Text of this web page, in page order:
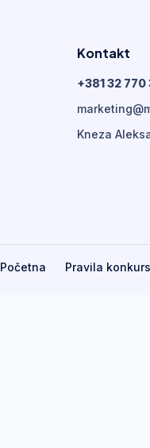
Kontakt
+381 32 770
Kneza
Početna Pravila